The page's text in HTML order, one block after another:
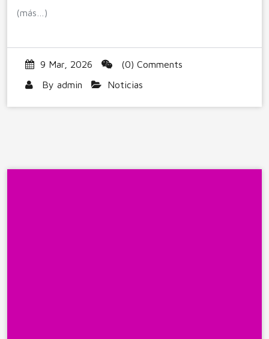
(más…)
9 Mar, 2026
(0) Comments
By admin Noticias